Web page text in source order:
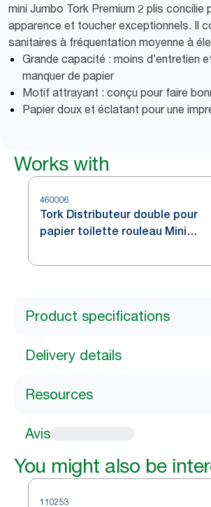
mini Jumbo Tork Premium 2 plis concilie
apparence et toucher exceptionnels. Il
sanitaires à fréquentation moyenne à
Grande capacité : moins d’entretien
manquer de papier
Motif attrayant : conçu pour faire
Papier doux et éclatant pour une
Works with
460006
Tork Distributeur double pour
papier toilette rouleau Mini
Product specifications
Delivery details
Resources
Avis
You might also be
110253